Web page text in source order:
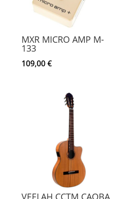
MXR MICRO AMP M-
133
109,00€
VEELAH CCTM CAOBA